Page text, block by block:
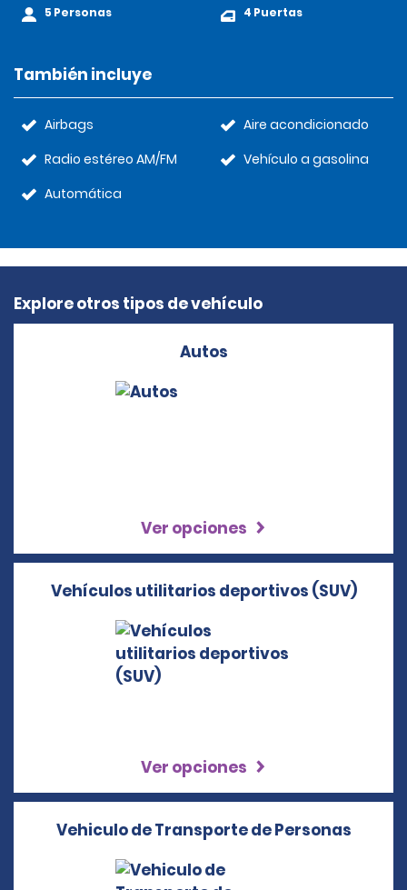
5 Personas 4 Puertas
También incluye
Airbags
Radio estéreo AM/FM
Automática
Aire acondicionado
Vehículo a gasolina
Explore otros tipos de vehículo
Autos
Ver opciones
Vehículos utilitarios deportivos (SUV)
Ver opciones
Vehiculo de Transporte de Personas